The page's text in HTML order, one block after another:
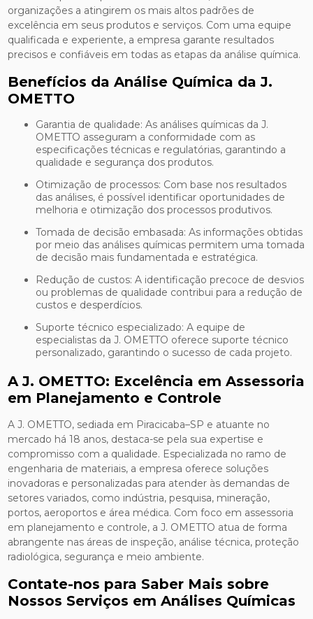
organizações a atingirem os mais altos padrões de
excelência em seus produtos e serviços. Com uma equipe
qualificada e experiente, a empresa garante resultados
precisos e confiáveis em todas as etapas da análise química.
Benefícios da Análise Química da J.
OMETTO
Garantia de qualidade: As análises químicas da J.
OMETTO asseguram a conformidade com as
especificações técnicas e regulatórias, garantindo a
qualidade e segurança dos produtos.
Otimização de processos: Com base nos resultados
das análises, é possível identificar oportunidades de
melhoria e otimização dos processos produtivos.
Tomada de decisão embasada: As informações obtidas
por meio das análises químicas permitem uma tomada
de decisão mais fundamentada e estratégica.
Redução de custos: A identificação precoce de desvios
ou problemas de qualidade contribui para a redução de
custos e desperdícios.
Suporte técnico especializado: A equipe de
especialistas da J. OMETTO oferece suporte técnico
personalizado, garantindo o sucesso de cada projeto.
A J. OMETTO: Excelência em Assessoria
em Planejamento e Controle
A J. OMETTO, sediada em Piracicaba–SP e atuante no
mercado há 18 anos, destaca-se pela sua expertise e
compromisso com a qualidade. Especializada no ramo de
engenharia de materiais, a empresa oferece soluções
inovadoras e personalizadas para atender às demandas de
setores variados, como indústria, pesquisa, mineração,
portos, aeroportos e área médica. Com foco em assessoria
em planejamento e controle, a J. OMETTO atua de forma
abrangente nas áreas de inspeção, análise técnica, proteção
radiológica, segurança e meio ambiente.
Contate-nos para Saber Mais sobre
Nossos Serviços em Análises Químicas